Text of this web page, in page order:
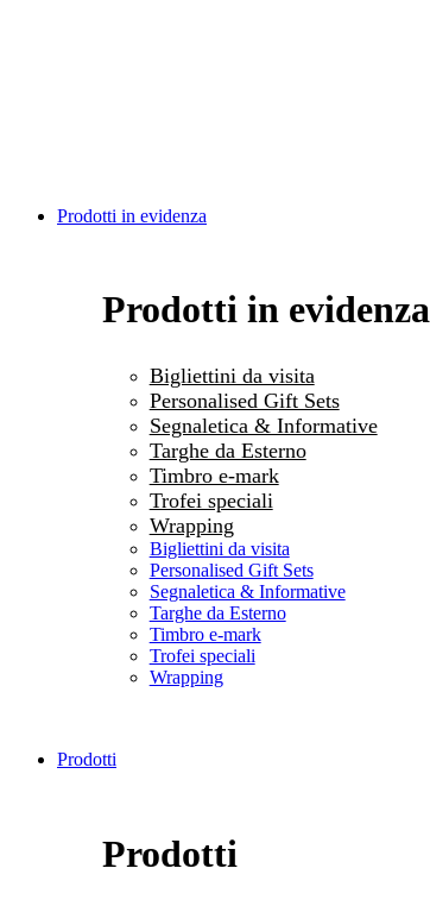
Prodotti in evidenza
Prodotti in evidenza
Bigliettini da visita
Personalised Gift Sets
Segnaletica & Informative
Targhe da Esterno
Timbro e-mark
Trofei speciali
Wrapping
Bigliettini da visita
Personalised Gift Sets
Segnaletica & Informative
Targhe da Esterno
Timbro e-mark
Trofei speciali
Wrapping
Prodotti
Prodotti